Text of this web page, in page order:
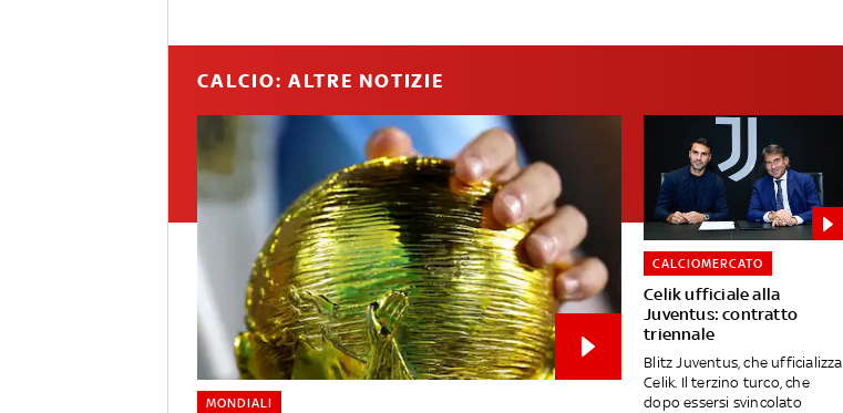
CALCIO: ALTRE NOTIZIE
MONDIALI
Celik ufficiale alla
Juventus: contratto
triennale
CALCIOMERCATO
Blitz Juventus, che ufficializza
Celik. Il terzino turco, che
dopo essersi svincolato